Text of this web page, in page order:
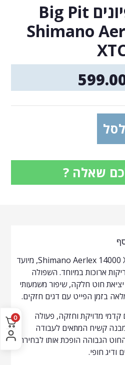
רולר קרפיונים Big Pit
Shimano
שאלה ?
רולר קרפיונים איכותי Shimano Aerlex 14000 XTC, מיועד
ארוכות במיוחד. השפולה
חוט חלקה, שיפור משמעותי
בזמן הפייט עם דגים חזקים.
מדויקת וחזקה, פעולה
קשיח המתאים לעבודה
הגבוהה הופכת אותו לבחירה
ודיג חופי.
0